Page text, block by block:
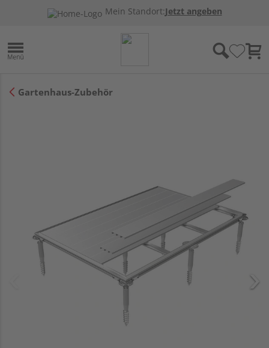
Mein Standort:Jetzt angeben
Gartenhaus-Zubehör